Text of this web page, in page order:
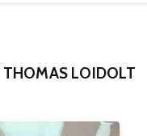
THOMAS LOIDOLT